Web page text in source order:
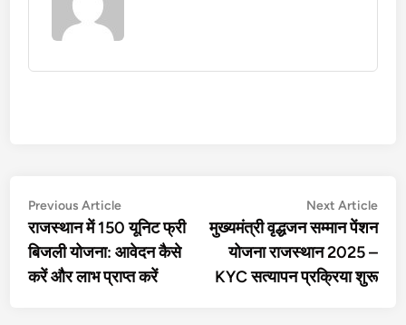
Post
navigation
Previous ArticlePrevious
article:
राजस्थान में 150 यूनिट फ्री
बिजली योजना: आवेदन कैसे
करें और लाभ प्राप्त करें
Next Article
मुख्यमंत्री वृद्धजन सम्मान पेंशन
योजना राजस्थान 2025 –
KYC सत्यापन प्रक्रिया शुरू